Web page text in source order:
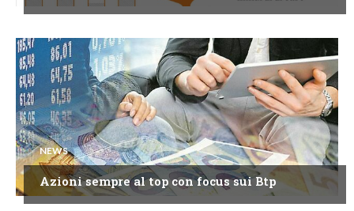
NEWS
Azioni sempre al top con focus sui Btp